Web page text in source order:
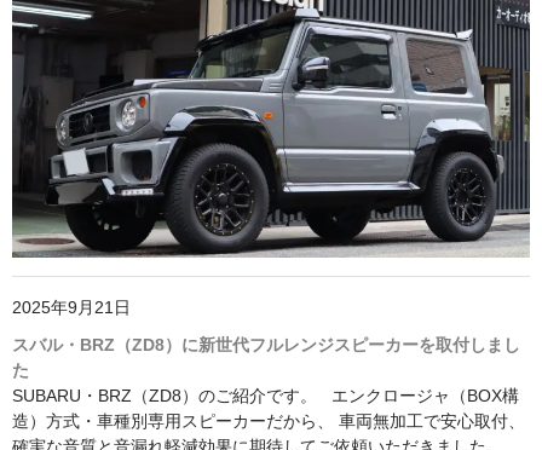
2025年9月21日
スバル・BRZ（ZD8）に新世代フルレンジスピーカーを取付しまし
た
SUBARU・BRZ（ZD8）のご紹介です。 エンクロージャ（BOX構
造）方式・車種別専用スピーカーだから、 車両無加工で安心取付、